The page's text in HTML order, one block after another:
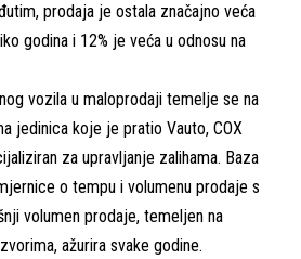
prodaja je ostala značajno veća
godina i 12% je veća u odnosu na
vozila u maloprodaji temelje se na
jedinica koje je pratio Vauto, COX
za upravljanje zalihama. Baza
o tempu i volumenu prodaje s
volumen prodaje, temeljen na
ažurira svake godine.